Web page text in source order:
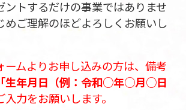
トするだけの事業ではありませ
めご理解のほどよろしくお願いし
ムよりお申し込みの方は、備考
「生年月日（例：令和○年○月○日
入力をお願いします。